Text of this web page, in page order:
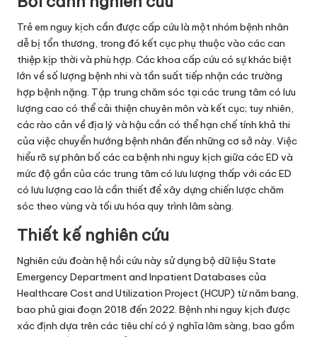
Trẻ em nguy kịch cần được cấp cứu là một nhóm bệnh nhân
dễ bị tổn thương, trong đó kết cục phụ thuộc vào các can
thiệp kịp thời và phù hợp. Các khoa cấp cứu có sự khác biệt
lớn về số lượng bệnh nhi và tần suất tiếp nhận các trường
hợp bệnh nặng. Tập trung chăm sóc tại các trung tâm có lưu
lượng cao có thể cải thiện chuyên môn và kết cục; tuy nhiên,
các rào cản về địa lý và hậu cần có thể hạn chế tính khả thi
của việc chuyển hướng bệnh nhân đến những cơ sở này. Việc
hiểu rõ sự phân bố các ca bệnh nhi nguy kịch giữa các ED và
mức độ gần của các trung tâm có lưu lượng thấp với các ED
có lưu lượng cao là cần thiết để xây dựng chiến lược chăm
sóc theo vùng và tối ưu hóa quy trình lâm sàng.
Thiết kế nghiên cứu
Nghiên cứu đoàn hệ hồi cứu này sử dụng bộ dữ liệu State
Emergency Department and Inpatient Databases của
Healthcare Cost and Utilization Project (HCUP) từ năm bang,
bao phủ giai đoạn 2018 đến 2022. Bệnh nhi nguy kịch được
xác định dựa trên các tiêu chí có ý nghĩa lâm sàng, bao gồm